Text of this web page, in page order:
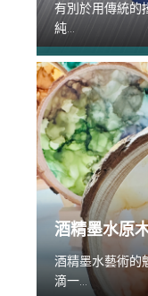
有別於用傳統的
純...
酒精墨水原
酒精墨水藝術的
滴一...